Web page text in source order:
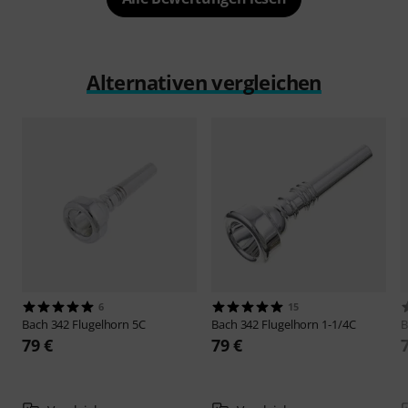
Alternativen vergleichen
6
Bach 342 Flugelhorn 5C
79 €
15
Bach 342 Flugelhorn 1-1/4C
79 €